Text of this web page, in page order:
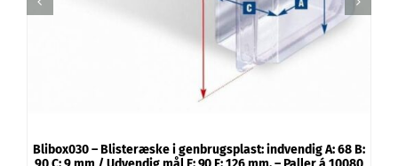
Blibox030 – Blisteræske i genbrugsplast: indvendig A: 68 B: